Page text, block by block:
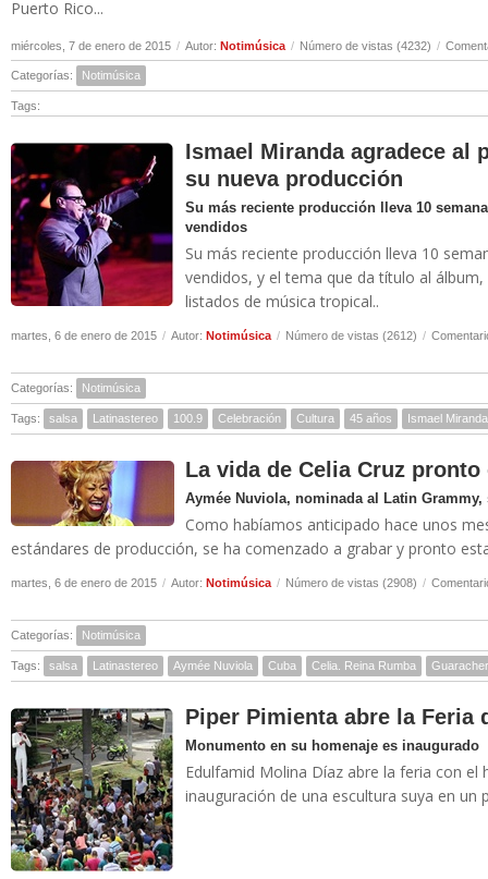
Puerto Rico...
miércoles, 7 de enero de 2015 / Autor: Notimúsica / Número de vistas (4232) /
Categorías: Notimúsica
Tags:
Ismael Miranda agradece al
su nueva producción
Su más reciente producción lleva 10
vendidos
Su más reciente producción lleva 10
vendidos, y el tema que da título al
listados de música tropical..
martes, 6 de enero de 2015 / Autor: Notimúsica / Número de vistas (2612) /
Categorías: Notimúsica
Tags: salsa Latinastereo 100.9 Celebración Cultura 45 años Ismael
La vida de Celia Cruz pronto
Aymée Nuviola, nominada al Latin
Como habíamos anticipado hace unos
estándares de producción, se ha comenzado a grabar y pronto
martes, 6 de enero de 2015 / Autor: Notimúsica / Número de vistas (2908) /
Categorías: Notimúsica
Tags: salsa Latinastereo Aymée Nuviola Cuba Celia. Reina Rumba
Piper Pimienta abre la Feria
Monumento en su homenaje es inaugurado
Edulfamid Molina Díaz abre la feria con
inauguración de una escultura suya en un